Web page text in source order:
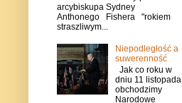
arcybiskupa Sydney
Anthonego Fishera "rokiem
straszliwym...
Niepodległość a
suwerenność
Jak co roku w
dniu 11 listopada
obchodzimy
Narodowe